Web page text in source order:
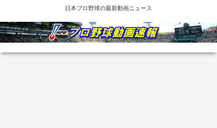
日本プロ野球の最新動画ニュース